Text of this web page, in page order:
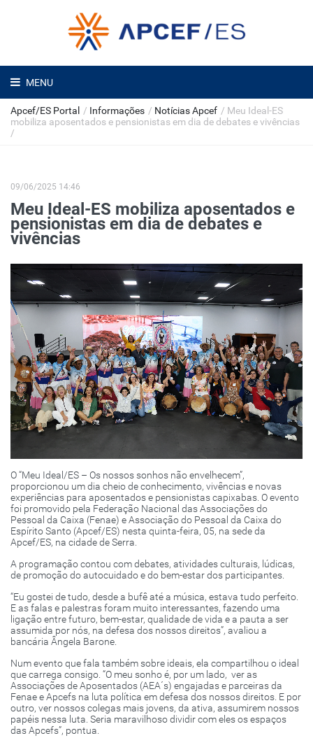
MENU
Apcef/ES Portal / Informações / Notícias Apcef / Meu Ideal-ES
mobiliza aposentados e pensionistas em dia de debates e vivências
/
09/06/2025 14:46
Meu Ideal-ES mobiliza aposentados e
pensionistas em dia de debates e
vivências
O “Meu Ideal/ES – Os nossos sonhos não envelhecem”,
proporcionou um dia cheio de conhecimento, vivências e novas
experiências para aposentados e pensionistas capixabas. O evento
foi promovido pela Federação Nacional das Associações do
Pessoal da Caixa (Fenae) e Associação do Pessoal da Caixa do
Espírito Santo (Apcef/ES) nesta quinta-feira, 05, na sede da
Apcef/ES, na cidade de Serra.
A programação contou com debates, atividades culturais, lúdicas,
de promoção do autocuidado e do bem-estar dos participantes.
“Eu gostei de tudo, desde a bufê até a música, estava tudo perfeito.
E as falas e palestras foram muito interessantes, fazendo uma
ligação entre futuro, bem-estar, qualidade de vida e a pauta a ser
assumida por nós, na defesa dos nossos direitos”, avaliou a
bancária Ângela Barone.
Num evento que fala também sobre ideais, ela compartilhou o ideal
que carrega consigo. “O meu sonho é, por um lado, ver as
Associações de Aposentados (AEA´s) engajadas e parceiras da
Fenae e Apcefs na luta política em defesa dos nossos direitos. E por
outro, ver nossos colegas mais jovens, da ativa, assumirem nossos
papéis nessa luta. Seria maravilhoso dividir com eles os espaços
das Apcefs”, pontua.